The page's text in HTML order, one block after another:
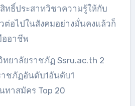
ธิ์ประสาทวิชาความรู้ให้กับ
อไปในสังคมอย่างมั่นคงแล้วก็
ออาชีพ
ยาลัยราชภัฏ Ssru.ac.th 2
ชภัฏอันดับ1อันดับ1
าสมัคร Top 20